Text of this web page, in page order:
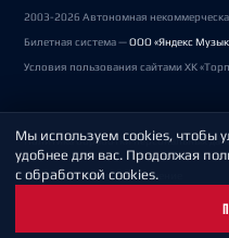
2003-2026 Автономная
Билетная система —ООО «Яндекс
Условия пользования сайтами ХК
Политика обработки персональных
Пользовательское соглашение
Мы используем cookies, чтобы
удобнее для вас. Продолжая
с обработкой cookies.